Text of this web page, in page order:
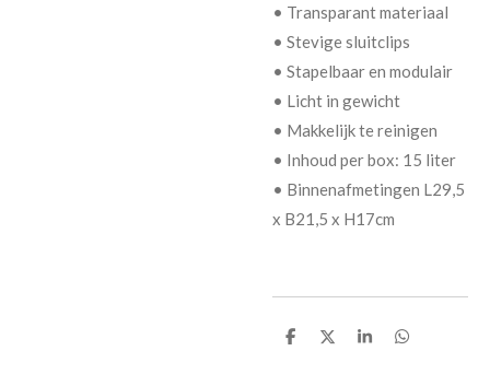
• Transparant materiaal
• Stevige sluitclips
• Stapelbaar en modulair
• Licht in gewicht
• Makkelijk te reinigen
• Inhoud per box: 15 liter
• Binnenafmetingen L29,5
x B21,5 x H17cm
D
D
S
D